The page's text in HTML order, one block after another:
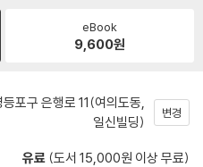
eBook
9,600원
포구 은행로 11(여의도동,
일신빌딩)
변경
유료 (도서 15,000원 이상 무료)